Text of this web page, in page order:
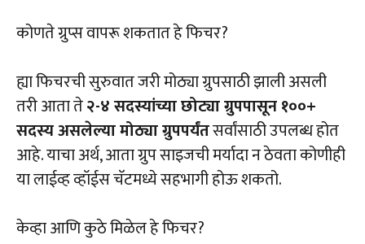
कोणते ग्रुप्स वापरू शकतात हे फिचर?
ह्या फिचरची सुरुवात जरी मोठ्या ग्रुपसाठी झाली असली
तरी आता ते२-४ सदस्यांच्या छोट्या ग्रुपपासून १००+
सदस्य असलेल्या मोठ्या ग्रुपपर्यंतसर्वांसाठी उपलब्ध होत
आहे. याचा अर्थ, आता ग्रुप साइजची मर्यादा न ठेवता कोणीही
या लाईव्ह व्हॉईस चॅटमध्ये सहभागी होऊ शकतो.
केव्हा आणि कुठे मिळेल हे फिचर?